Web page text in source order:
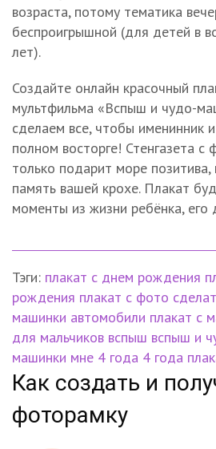
возраста, потому тематика
беспроигрышной (для детей в
лет).
Создайте онлайн красочный
мультфильма «Вспыш и чудо-
сделаем все, чтобы именинник
полном восторге! Стенгазета с
только подарит море позитива,
память вашей крохе. Плакат
моменты из жизни ребёнка, его
Тэги: плакат с днем рождения
рождения плакат с фото
машинки автомобили плакат с
для мальчиков вспыш вспыш и
машинки мне 4 года 4 года
Как создать и
фоторамку